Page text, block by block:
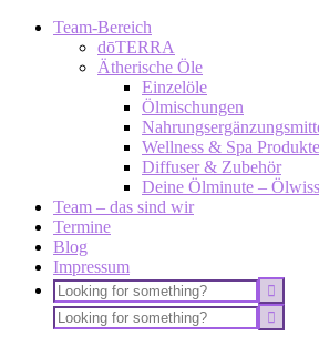
Team-Bereich
dōTERRA
Ätherische Öle
Einzelöle
Ölmischungen
Wellness & Spa
Diffuser & Zubehör
Deine Ölminute –
Team – das sind wir
Termine
Blog
Impressum